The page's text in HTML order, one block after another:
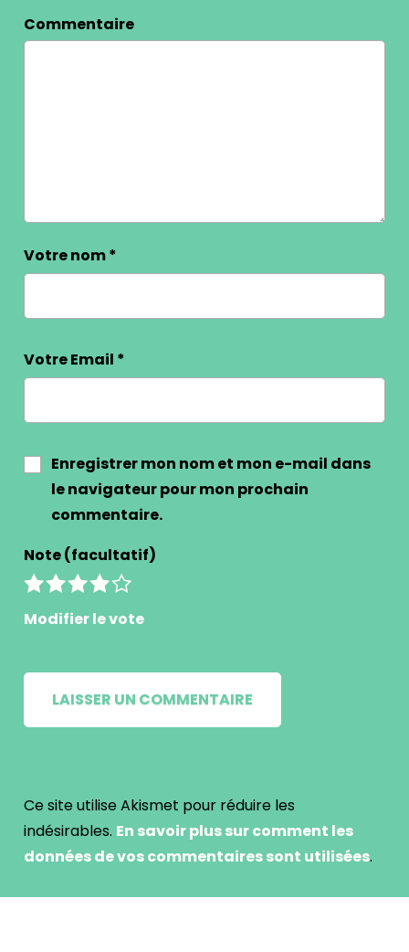
Commentaire
Votre nom*
Votre Email *
Enregistrer mon nom et mon e-mail dans
le navigateur pour mon prochain
commentaire.
Note (facultatif)
Modifier le vote
Ce site utilise Akismet pour réduire les
indésirables. En savoir plus sur comment les
données de vos commentaires sont utilisées.